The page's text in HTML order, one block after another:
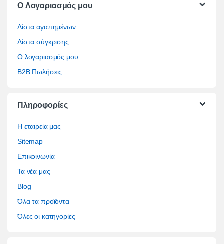
O Λογαριασμός μου
Λίστα αγαπημένων
Λίστα σύγκρισης
Ο λογαριασμός μου
B2B Πωλήσεις
Πληροφορίες
Η εταιρεία μας
Sitemap
Επικοινωνία
Τα νέα μας
Blog
Όλα τα προϊόντα
Όλες οι κατηγορίες